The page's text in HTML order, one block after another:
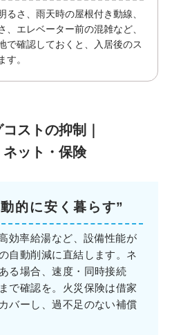
さ、雨天時の屋根付き動線、
、エレベーター前の混雑など、
で確認しておくと、入居後のス
す。
ストの抑制｜
ット・保険
的に安く暮らす”
効率給湯など、設備性能が
自動削減に直結します。ネ
る場合、速度・同時接続
で確認を。火災保険は借家
バーし、過不足のない補償